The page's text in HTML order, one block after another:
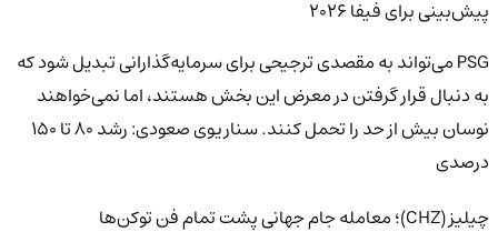
پیش‌بینی برای فیفا ۲۰۲۶
PSG می‌تواند به مقصدی ترجیحی برای سرمایه‌گذارانی تبدیل شود که
به دنبال قرار گرفتن در معرض این بخش هستند، اما نمی‌خواهند
نوسان بیش از حد را تحمل کنند. سناریوی صعودی: رشد ۸۰ تا ۱۵۰
درصدی
چیلیز (CHZ)؛ معامله جام جهانی پشت تمام فن توکن‌ها